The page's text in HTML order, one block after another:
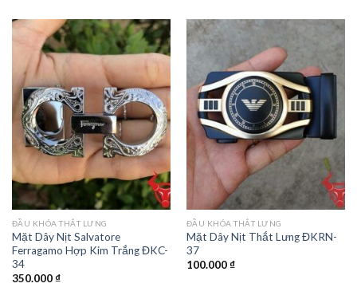
ĐẦU KHÓA THẮT LƯNG
Mặt Dây Nịt Salvatore
Ferragamo Hợp Kim Trắng ĐKC-
34
350.000₫
ĐẦU KHÓA THẮT LƯNG
Mặt Dây Nịt Thắt Lưng ĐKRN-
37
100.000₫